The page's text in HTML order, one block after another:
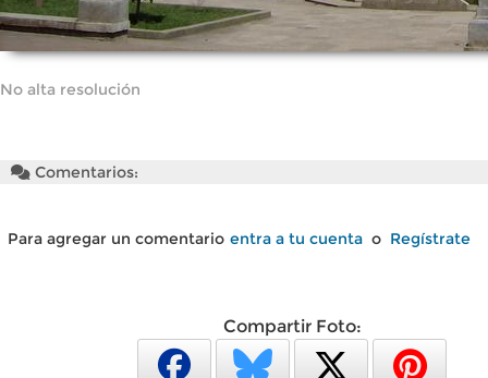
No alta resolución
Comentarios:
Para agregar un comentario entra a tu cuenta o Regístrate
Compartir Foto: